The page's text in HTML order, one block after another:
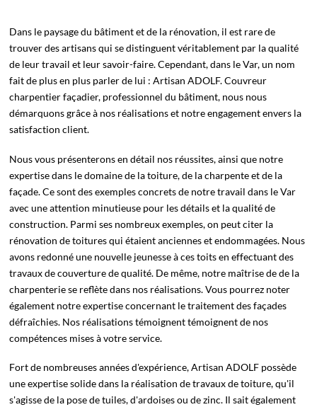
Dans le paysage du bâtiment et de la rénovation, il est rare de
trouver des artisans qui se distinguent véritablement par la qualité
de leur travail et leur savoir-faire. Cependant, dans le Var, un nom
fait de plus en plus parler de lui : Artisan ADOLF. Couvreur
charpentier façadier, professionnel du bâtiment, nous nous
démarquons grâce à nos réalisations et notre engagement envers la
satisfaction client.
Nous vous présenterons en détail nos réussites, ainsi que notre
expertise dans le domaine de la toiture, de la charpente et de la
façade. Ce sont des exemples concrets de notre travail dans le Var
avec une attention minutieuse pour les détails et la qualité de
construction. Parmi ses nombreux exemples, on peut citer la
rénovation de toitures qui étaient anciennes et endommagées. Nous
avons redonné une nouvelle jeunesse à ces toits en effectuant des
travaux de couverture de qualité. De même, notre maîtrise de de la
charpenterie se reflète dans nos réalisations. Vous pourrez noter
également notre expertise concernant le traitement des façades
défraîchies. Nos réalisations témoignent témoignent de nos
compétences mises à votre service.
Fort de nombreuses années d'expérience, Artisan ADOLF possède
une expertise solide dans la réalisation de travaux de toiture, qu'il
s'agisse de la pose de tuiles, d'ardoises ou de zinc. Il sait également